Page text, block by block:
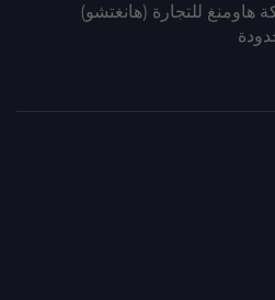
هاومنغ للتجارة (هانغتشو)